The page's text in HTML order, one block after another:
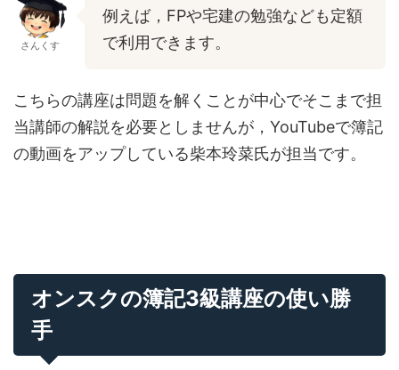
さんくす
例えば，FPや宅建の勉強なども定額
で利用できます。
こちらの講座は問題を解くことが中心でそこまで担
当講師の解説を必要としませんが，YouTubeで簿記
の動画をアップしている柴本玲菜氏が担当です。
オンスクの簿記3級講座の使い勝
手